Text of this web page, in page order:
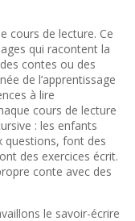
cours de lecture. Ce
qui racontent la
contes ou des
de l’apprentissage
à lire
cours de lecture
: les enfants
questions, font des
des exercices écrit.
conte avec des
le savoir-écrire